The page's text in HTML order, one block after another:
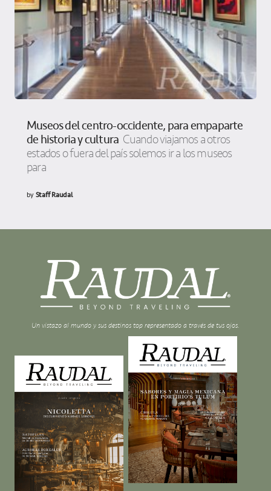
Museos del centro-occidente, para empaparte
de historia y cultura Cuando viajamos a otros
estados o fuera del país solemos ir a los museos
para
byStaff Raudal
Un vistazo al mundo y sus destinos top representado a través de tus ojos.